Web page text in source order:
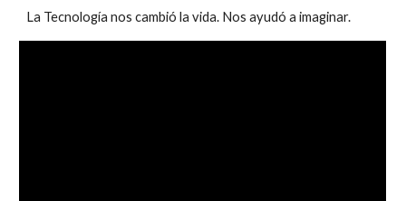
La Tecnología nos cambió la vida. Nos ayudó a imaginar.